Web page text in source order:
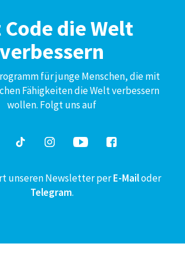
die Welt
verbessern
für junge Menschen, die mit
Fähigkeiten die Welt verbessern
wollen. Folgt uns auf
unseren Newsletter perE-Mailoder
Telegram.